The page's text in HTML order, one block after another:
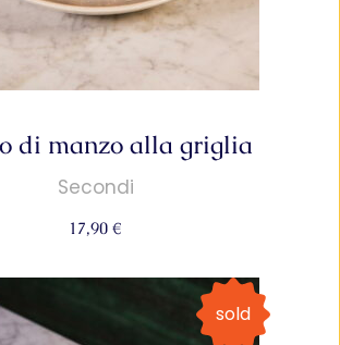
di manzo alla griglia
Secondi
17,90 €
sold